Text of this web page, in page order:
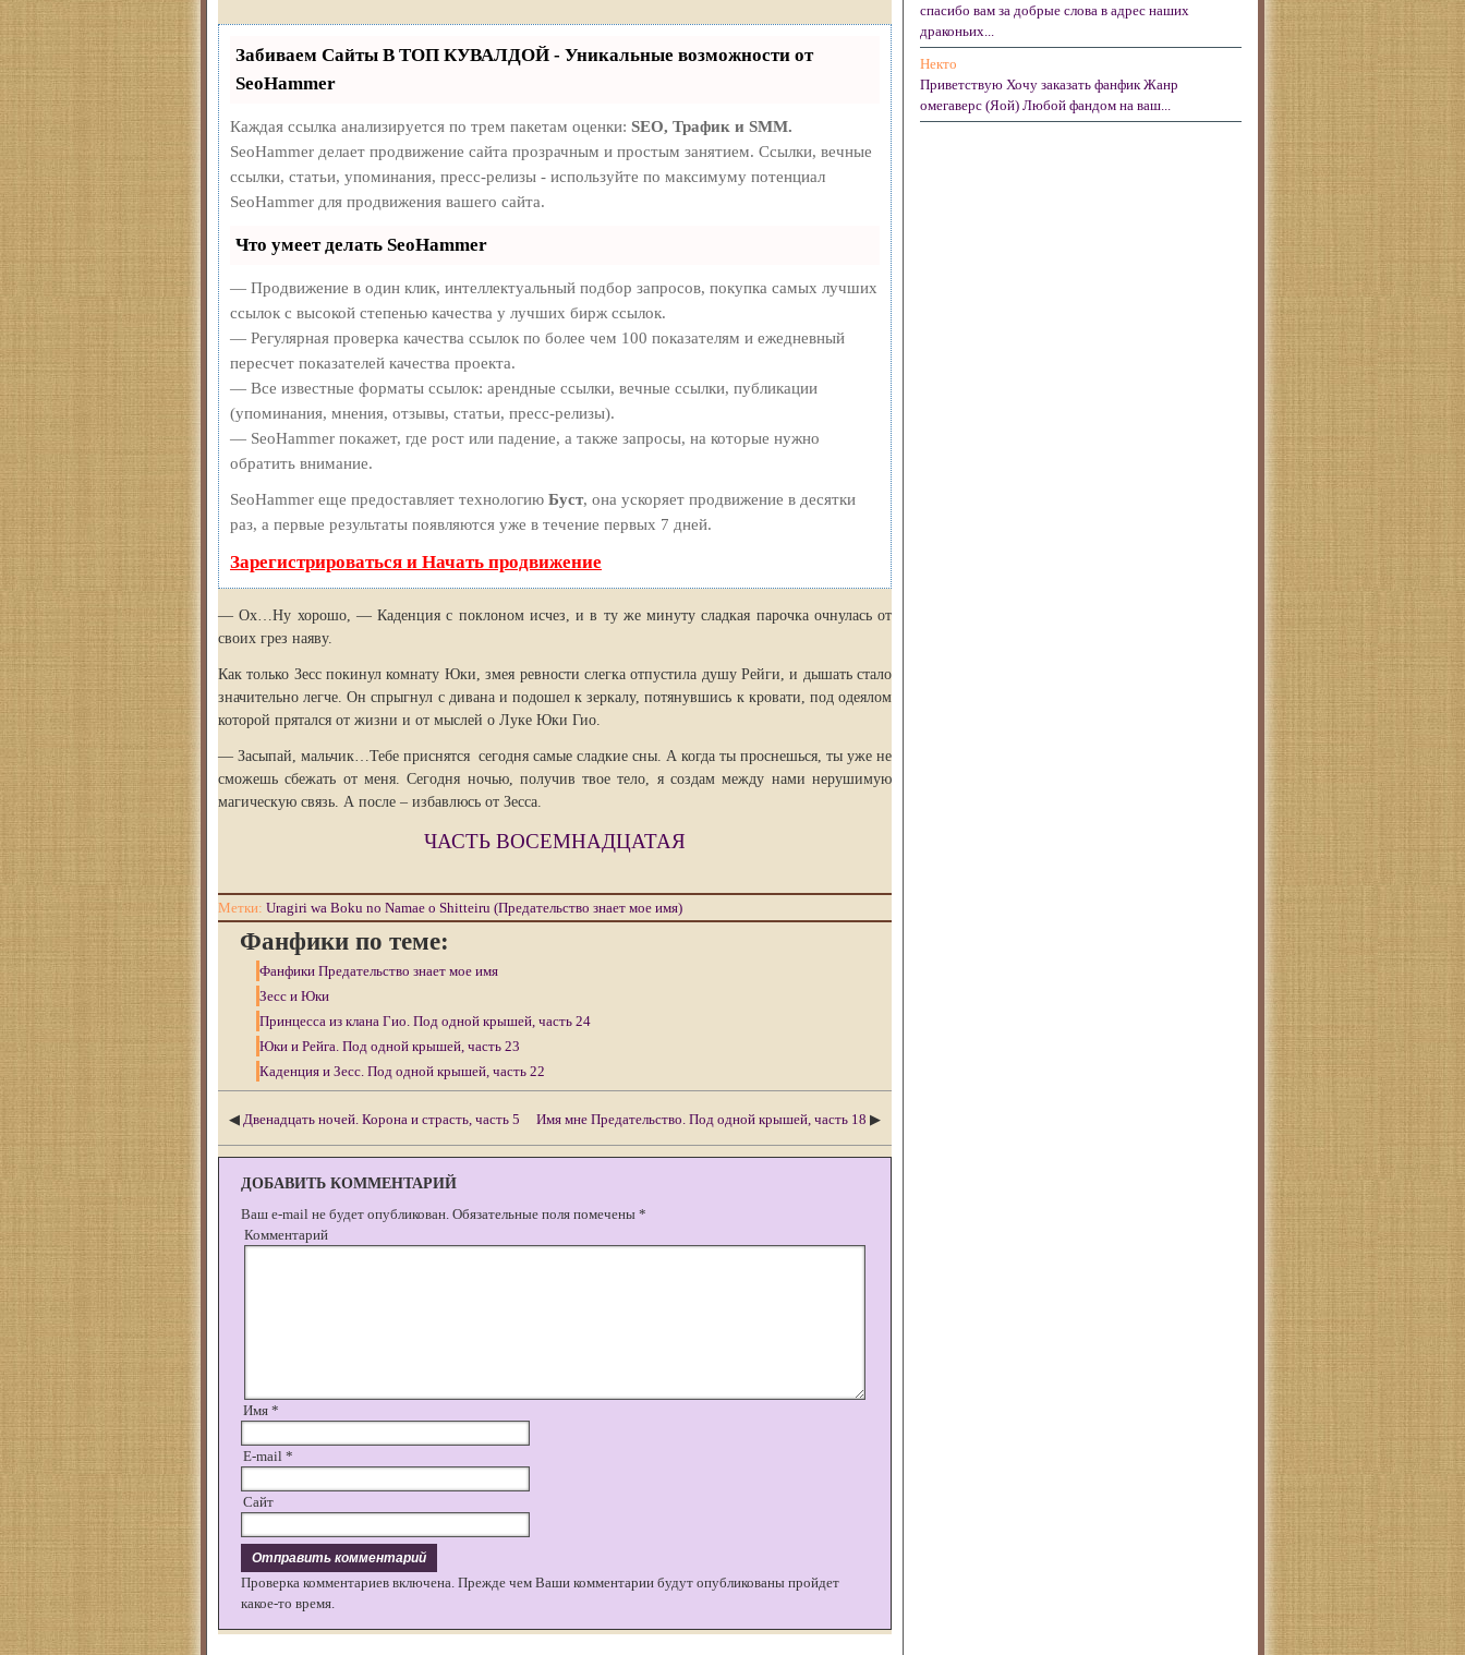
Забиваем Сайты В ТОП КУВАЛДОЙ - Уникальные возможности от
SeoHammer
Каждая ссылка анализируется по трем пакетам оценки: SEO, Трафик и SMM.
SeoHammer делает продвижение сайта прозрачным и простым занятием. Ссылки, вечные
ссылки, статьи, упоминания, пресс-релизы - используйте по максимуму потенциал
SeoHammer для продвижения вашего сайта.
Что умеет делать SeoHammer
— Продвижение в один клик, интеллектуальный подбор запросов, покупка самых лучших
ссылок с высокой степенью качества у лучших бирж ссылок.
— Регулярная проверка качества ссылок по более чем 100 показателям и ежедневный
пересчет показателей качества проекта.
— Все известные форматы ссылок: арендные ссылки, вечные ссылки, публикации
(упоминания, мнения, отзывы, статьи, пресс-релизы).
— SeoHammer покажет, где рост или падение, а также запросы, на которые нужно
обратить внимание.
SeoHammer еще предоставляет технологию Буст, она ускоряет продвижение в десятки
раз, а первые результаты появляются уже в течение первых 7 дней.
Зарегистрироваться и Начать продвижение
— Ох…Ну хорошо, — Каденция с поклоном исчез, и в ту же минуту сладкая парочка очнулась от
своих грез наяву.
Как только Зесс покинул комнату Юки, змея ревности слегка отпустила душу Рейги, и дышать стало
значительно легче. Он спрыгнул с дивана и подошел к зеркалу, потянувшись к кровати, под одеялом
которой прятался от жизни и от мыслей о Луке Юки Гио.
— Засыпай, мальчик…Тебе приснятся сегодня самые сладкие сны. А когда ты проснешься, ты уже не
сможешь сбежать от меня. Сегодня ночью, получив твое тело, я создам между нами нерушимую
магическую связь. А после – избавлюсь от Зесса.
ЧАСТЬ ВОСЕМНАДЦАТАЯ
Метки: Uragiri wa Boku no Namae o Shitteiru (Предательство знает мое имя)
Фанфики по теме:
Фанфики Предательство знает мое имя
Зесс и Юки
Принцесса из клана Гио. Под одной крышей, часть 24
Юки и Рейга. Под одной крышей, часть 23
Каденция и Зесс. Под одной крышей, часть 22
◀ Двенадцать ночей. Корона и страсть, часть 5 Имя мне Предательство. Под одной крышей, часть 18 ▶
ДОБАВИТЬ КОММЕНТАРИЙ
Ваш e-mail не будет опубликован. Обязательные поля помечены *
Комментарий
Имя *
E-mail *
Сайт
Проверка комментариев включена. Прежде чем Ваши комментарии будут опубликованы пройдет
какое-то время.
спасибо вам за добрые слова в адрес наших
драконьих...
Некто
Приветствую Хочу заказать фанфик Жанр
омегаверс (Яой) Любой фандом на ваш...